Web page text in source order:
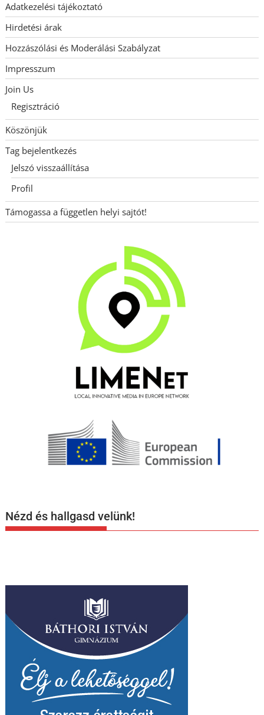
Adatkezelési tájékoztató
Hirdetési árak
Hozzászólási és Moderálási Szabályzat
Impresszum
Join Us
Regisztráció
Köszönjük
Tag bejelentkezés
Jelszó visszaállítása
Profil
Támogassa a független helyi sajtót!
Nézd és hallgasd velünk!